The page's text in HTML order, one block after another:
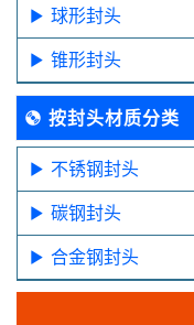
球形封头
锥形封头
按封头材质分类
不锈钢封头
碳钢封头
合金钢封头